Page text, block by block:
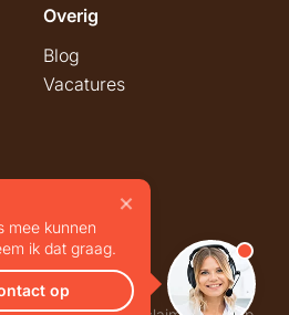
Overig
Blog
Vacatures
mee kunnen
ik dat graag.
op